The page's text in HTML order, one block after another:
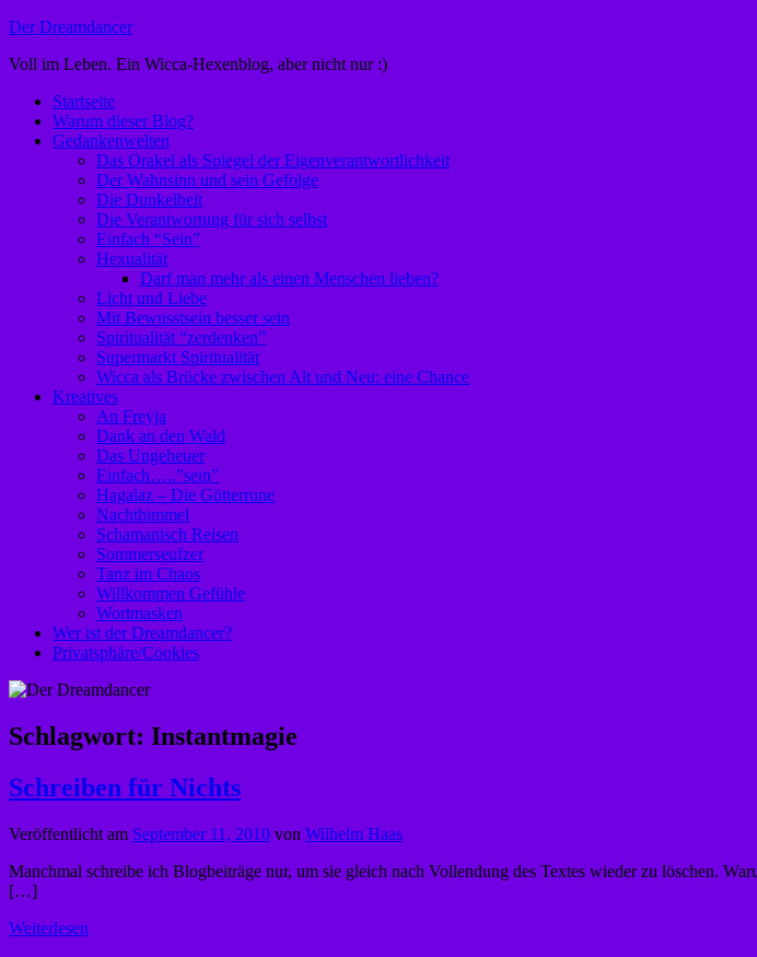
Zum
springen
Der Dreamdancer
Voll im Leben. Ein Wicca-Hexenblog, aber nicht nur :)
Startseite
Warum dieser Blog?
Gedankenwelten
Das Orakel als Spiegel der Eigenverantwortlichkeit
Der Wahnsinn und sein Gefolge
Die Dunkelheit
Die Verantwortung für sich selbst
Einfach “Sein”
Hexualität
Darf man mehr als einen Menschen lieben?
Licht und Liebe
Mit Bewusstsein besser sein
Spiritualität “zerdenken”
Supermarkt Spiritualität
Wicca als Brücke zwischen Alt und Neu: eine Chance
Kreatives
An Freyja
Dank an den Wald
Das Ungeheuer
Einfach…..”sein”
Hagalaz – Die Götterrune
Nachthimmel
Schamanisch Reisen
Sommerseufzer
Tanz im Chaos
Willkommen Gefühle
Wortmasken
Wer ist der Dreamdancer?
Privatsphäre/Cookies
Schlagwort: Instantmagie
Schreiben für Nichts
Veröffentlicht am September 11, 2010 von Wilhelm Haas
Manchmal schreibe ich Blogbeiträge nur, um sie gleich nach Vollendung des Textes wieder zu löschen.
[…]
Weiterlesen